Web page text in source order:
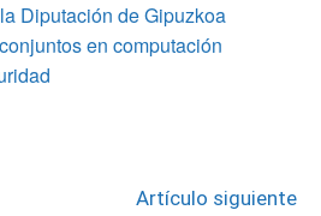
Diputación de Gipuzkoa
en computación
Artículo siguiente